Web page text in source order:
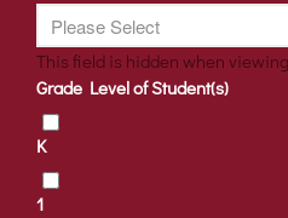
This field is hidden when
Grade Level of Student(s)
K
1